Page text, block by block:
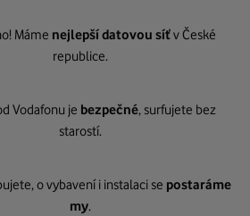
Máme nejlepší datovou síťv České
republice.
Vodafonu je bezpečné, surfujete bez
starostí.
o vybavení i instalaci se postaráme
my.